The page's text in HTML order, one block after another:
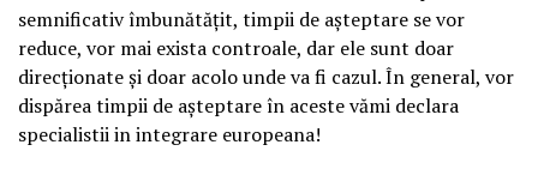
semnificativ îmbunătăţit, timpii de aşteptare se vor
reduce, vor mai exista controale, dar ele sunt doar
direcţionate şi doar acolo unde va fi cazul. În general, vor
dispărea timpii de aşteptare în aceste vămi declara
specialistii in integrare europeana!